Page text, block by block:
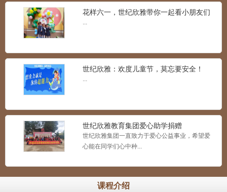
花样六一，世纪欣雅带你一起看小朋友们
的精彩儿童节！
...
世纪欣雅：欢度儿童节，莫忘要安全！
...
世纪欣雅教育集团爱心助学捐赠
世纪欣雅集团一直致力于爱心公益事业，希望爱
心能在同学们心中种...
课程介绍
世纪欣雅孝德礼仪课程展示
世纪欣雅STEAM：耳朵奇遇记